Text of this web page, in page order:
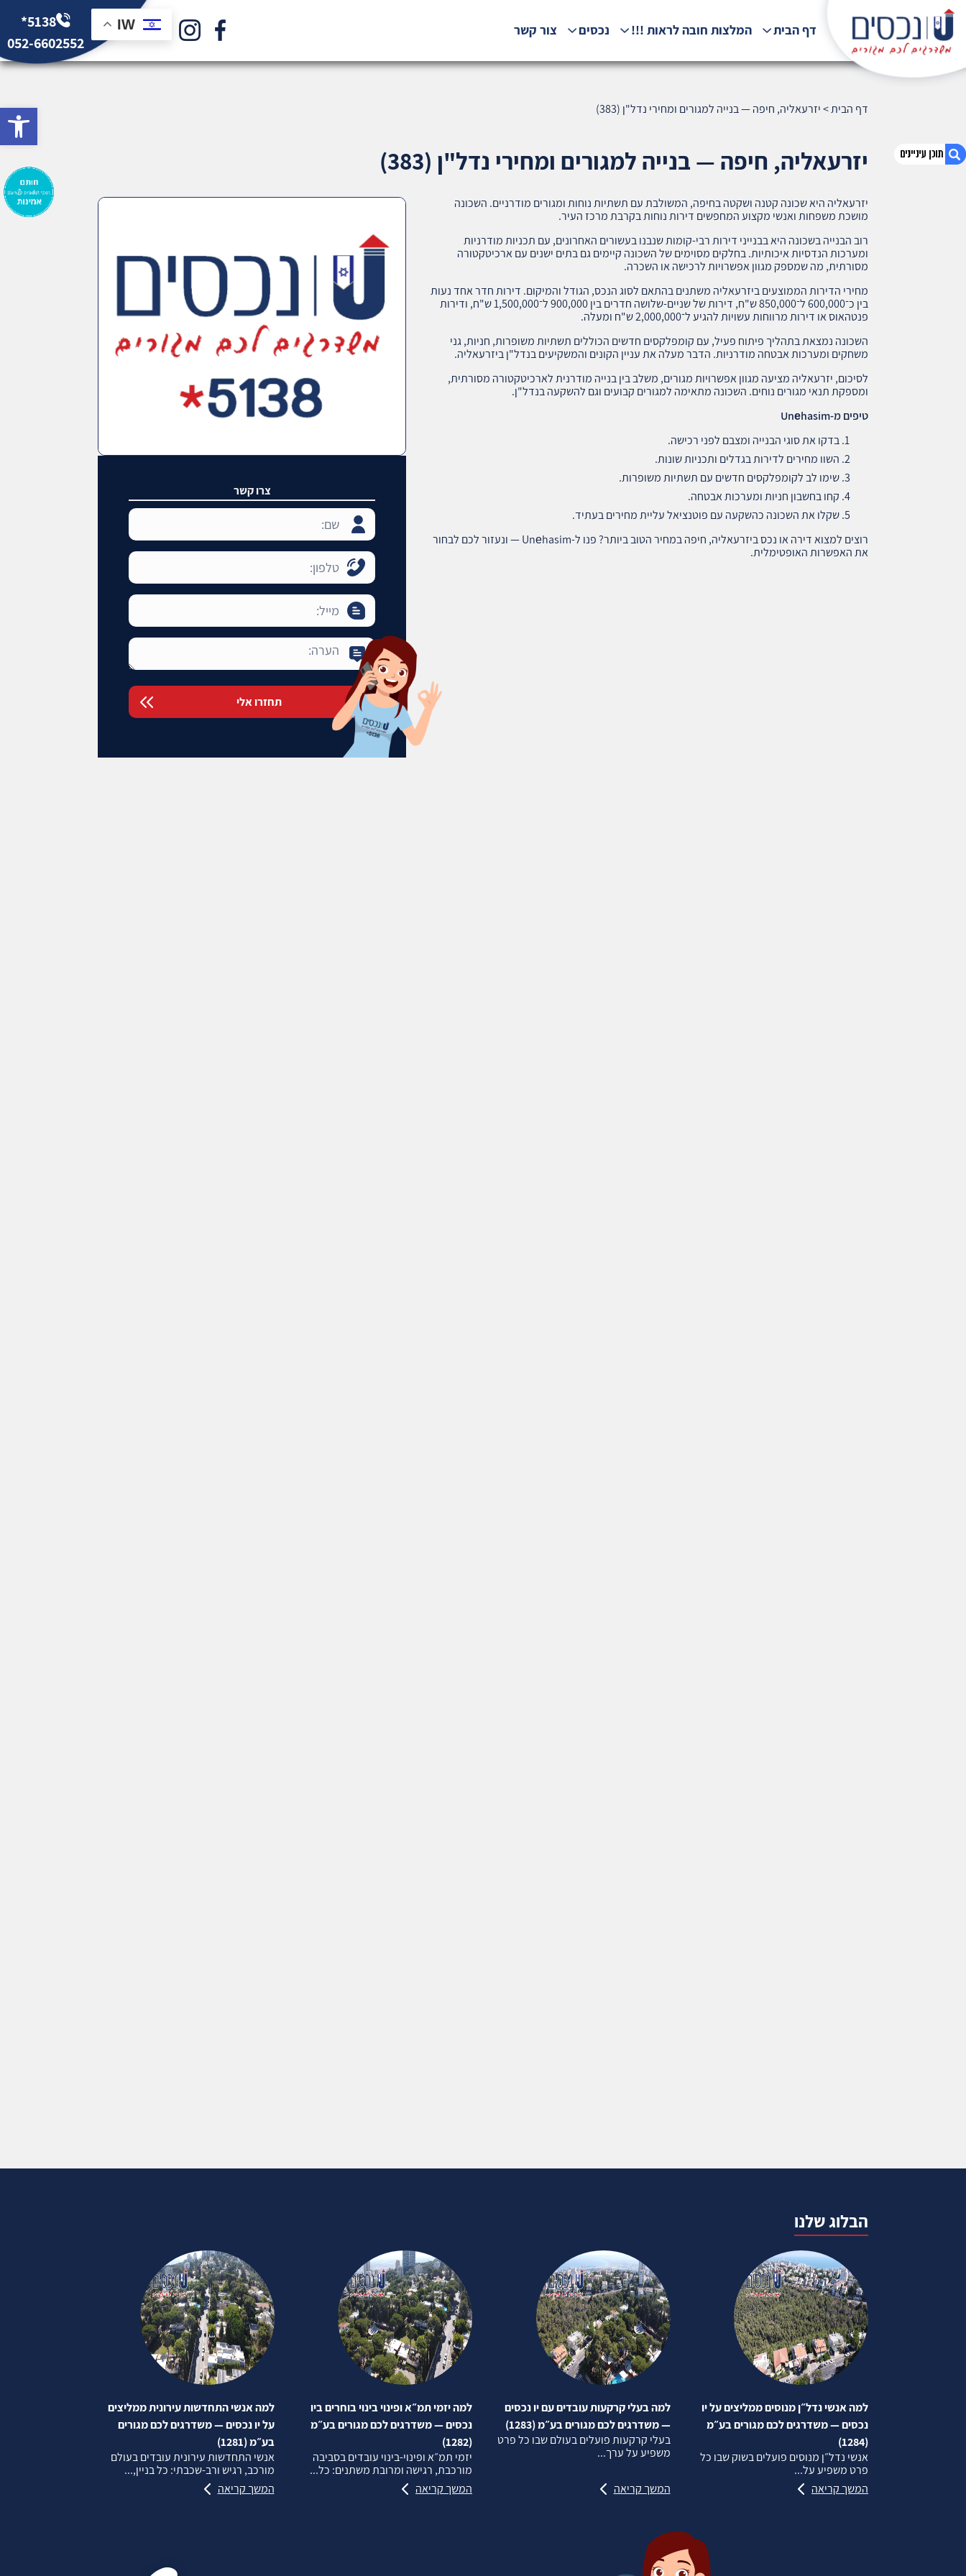
1. יזרעאליה, חיפה — בנייה למגורים ומחירי נדל"ן
דף הבית המלצות חובה לראות !!! נכסים צור קשר IW
*5138
052-6602552
דף הבית>יזרעאליה, חיפה — בנייה למגורים ומחירי נדל"ן (383)
יזרעאליה, חיפה — בנייה למגורים ומחירי נדל"ן (383)
יזרעאליה היא שכונה קטנה ושקטה בחיפה, המשולבת עם תשתיות נוחות ומגורים מודרניים. השכונה
מושכת משפחות ואנשי מקצוע המחפשים דירות נוחות בקרבת מרכז העיר.
רוב הבנייה בשכונה היא בבנייני דירות רבי-קומות שנבנו בעשורים האחרונים, עם תכניות מודרניות
ומערכות הנדסיות איכותיות. בחלקים מסוימים של השכונה קיימים גם בתים ישנים עם ארכיטקטורה
מסורתית, מה שמספק מגוון אפשרויות לרכישה או השכרה.
מחירי הדירות הממוצעים ביזרעאליה משתנים בהתאם לסוג הנכס, הגודל והמיקום. דירות חדר אחד נעות
בין כ־600,000 ל־850,000 ש"ח, דירות של שניים-שלושה חדרים בין 900,000 ל־1,500,000 ש"ח, ודירות
פנטהאוס או דירות מרווחות עשויות להגיע ל־2,000,000 ש"ח ומעלה.
השכונה נמצאת בתהליך פיתוח פעיל, עם קומפלקסים חדשים הכוללים תשתיות משופרות, חניות, גני
משחקים ומערכות אבטחה מודרניות. הדבר מעלה את עניין הקונים והמשקיעים בנדל"ן ביזרעאליה.
לסיכום, יזרעאליה מציעה מגוון אפשרויות מגורים, משלב בין בנייה מודרנית לארכיטקטורה מסורתית,
ומספקת תנאי מגורים נוחים. השכונה מתאימה למגורים קבועים וגם להשקעה בנדל"ן.
טיפים מ-Unеhasim
בדקו את סוגי הבנייה ומצבם לפני רכישה.
השוו מחירים לדירות בגדלים ותכניות שונות.
שימו לב לקומפלקסים חדשים עם תשתיות משופרות.
קחו בחשבון חניות ומערכות אבטחה.
שקלו את השכונה כהשקעה עם פוטנציאל עליית מחירים בעתיד.
רוצים למצוא דירה או נכס ביזרעאליה, חיפה במחיר הטוב ביותר? פנו ל-Unеhasim — ונעזור לכם לבחור
את האפשרות האופטימלית.
צרו קשר
הבלוג שלנו
למה אנשי נדל״ן מנוסים ממליצים על יו
נכסים — משדרגים לכם מגורים בע״מ
(1284)
אנשי נדל״ן מנוסים פועלים בשוק שבו כל
פרט משפיע על...
המשך קריאה
למה בעלי קרקעות עובדים עם יו נכסים
— משדרגים לכם מגורים בע״מ (1283)
בעלי קרקעות פועלים בעולם שבו כל פרט
משפיע על ערך...
המשך קריאה
למה יזמי תמ״א ופינוי בינוי בוחרים ביו
נכסים — משדרגים לכם מגורים בע״מ
(1282)
יזמי תמ״א ופינוי‑בינוי עובדים בסביבה
מורכבת, רגישה ומרובת משתנים: כל...
המשך קריאה
למה אנשי התחדשות עירונית ממליצים
על יו נכסים — משדרגים לכם מגורים
בע״מ (1281)
אנשי התחדשות עירונית עובדים בעולם
מורכב, רגיש ורב‑שכבתי: כל בניין,...
המשך קריאה